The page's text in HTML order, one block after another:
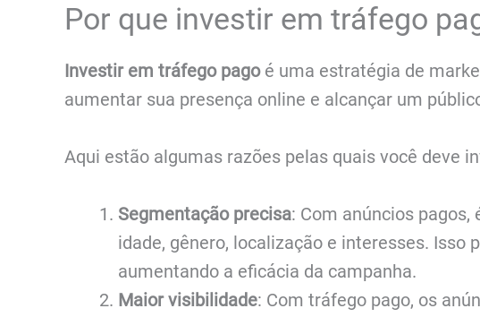
Por que investir em tráfego
Investir em tráfego pago é uma estratégia de
aumentar sua presença online e alcançar um
Aqui estão algumas razões pelas quais você deve
Segmentação precisa: Com anúncios
idade, gênero, localização e interesses.
aumentando a eficácia da campanha.
Maior visibilidade: Com tráfego pago, os